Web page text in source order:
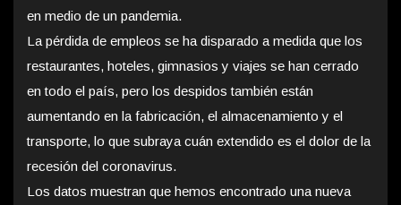
en medio de un pandemia.
La pérdida de empleos se ha disparado a medida que los
restaurantes, hoteles, gimnasios y viajes se han cerrado
en todo el país, pero los despidos también están
aumentando en la fabricación, el almacenamiento y el
transporte, lo que subraya cuán extendido es el dolor de la
recesión del coronavirus.
Los datos muestran que hemos encontrado una nueva